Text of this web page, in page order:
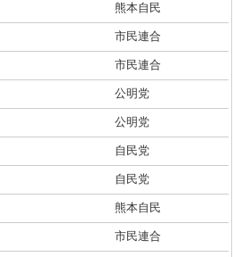
熊本自民
市民連合
市民連合
公明党
公明党
自民党
自民党
熊本自民
市民連合